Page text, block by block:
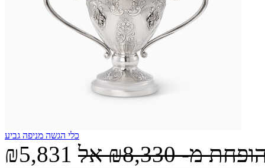
כלי הגשה מניפה גביע
₪5,831 מ-₪8,330 אל